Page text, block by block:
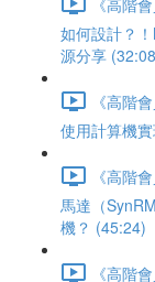
如何設計？
源分享
《高階
使用計算機
《高階
馬達（
機？ (45:24)
《高階